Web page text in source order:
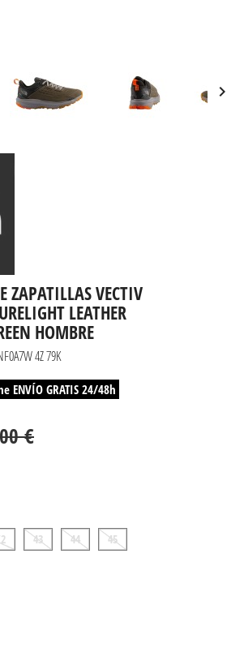

ZAPATILLAS VECTIV
LEATHER
HOMBRE
4Z 79K
ENVÍO GRATIS 24/48h
€
43 44
45